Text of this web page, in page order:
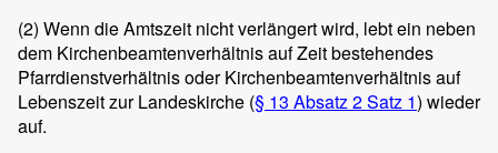
(2) Wenn die Amtszeit nicht verlängert wird, lebt ein neben
dem Kirchenbeamtenverhältnis auf Zeit bestehendes
Pfarrdienstverhältnis oder Kirchenbeamtenverhältnis auf
Lebenszeit zur Landeskirche (§ 13 Absatz 2 Satz 1) wieder
auf.